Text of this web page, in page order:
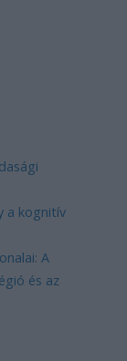
a kognitív
A
és az